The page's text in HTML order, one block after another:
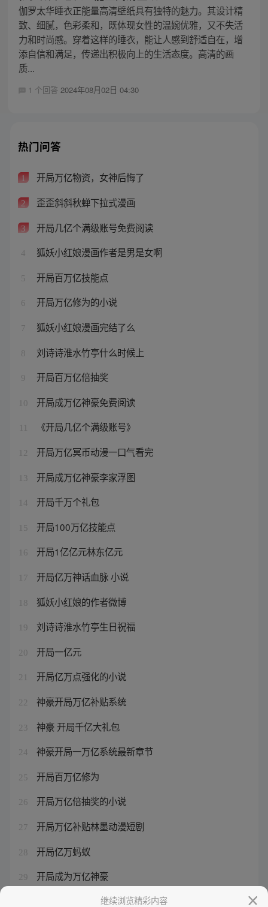
伽罗太华睡衣正能量高清壁纸具有独特的魅力。其设计精
致、细腻，色彩柔和，既体现女性的温婉优雅，又不失活
力和时尚感。穿着这样的睡衣，能让人感到舒适自在，增
添自信和满足，传递出积极向上的生活态度。高清的画
质...
1 个回答 2024年08月02日 04:30
热门问答
1 开局万亿物资，女神后悔了
2 歪歪斜斜秋蝉下拉式漫画
3 开局几亿个满级账号免费阅读
4 狐妖小红娘漫画作者是男是女啊
5 开局百万亿技能点
6 开局万亿修为的小说
7 狐妖小红娘漫画完结了么
8 刘诗诗淮水竹亭什么时候上
9 开局百万亿倍抽奖
10 开局成万亿神豪免费阅读
《开局几亿个满级账号》
12 开局万亿冥币动漫一口气看完
13 开局成万亿神豪李家浮图
14 开局千万个礼包
15 开局100万亿技能点
16 开局1亿亿元林东亿元
17 开局亿万神话血脉 小说
18 狐妖小红娘的作者微博
19 刘诗诗淮水竹亭生日祝福
20 开局一亿元
21 开局亿万点强化的小说
22 神豪开局万亿补贴系统
23 神豪 开局千亿大礼包
24 神豪开局一万亿系统最新章节
25 开局百万亿修为
26 开局万亿倍抽奖的小说
27 开局万亿补贴林墨动漫短剧
28 开局亿万蚂蚁
29 开局成为万亿神豪
开局几亿个满级帐号小说继续浏览精彩内容